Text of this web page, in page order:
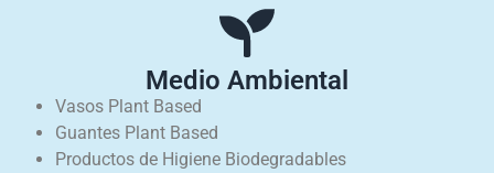
Medio Ambiental
Vasos Plant Based
Guantes Plant Based
Productos de Higiene Biodegradables